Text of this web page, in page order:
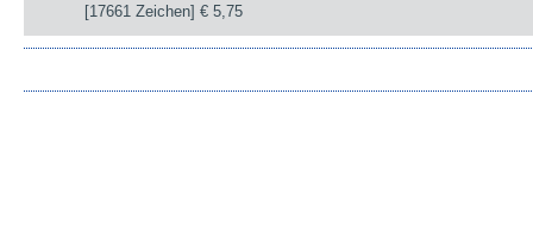
[17661 Zeichen]€ 5,75